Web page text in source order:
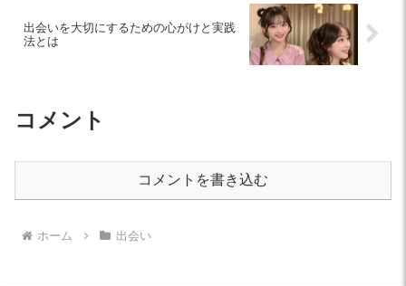
出会いを大切にするための心がけと実践
法とは
コメント
コメントを書き込む
ホーム 出会い